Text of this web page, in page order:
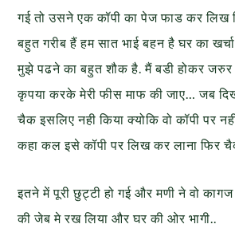
गई तो उसने एक कॉपी का पेज फाड कर लिख
बहुत गरीब हैं हम सात भाई बहन है घर का
मुझे पढने का बहुत शौक है. मैं बडी होकर
कृपया करके मेरी फीस माफ की जाए… जब
चैक इसलिए नही किया क्योकि वो कॉपी पर
कहा कल इसे कॉपी पर लिख कर लाना फिर
इतने में पूरी छुट्टी हो गई और मणी ने वो
की जेब मे रख लिया और घर की ओर भागी..